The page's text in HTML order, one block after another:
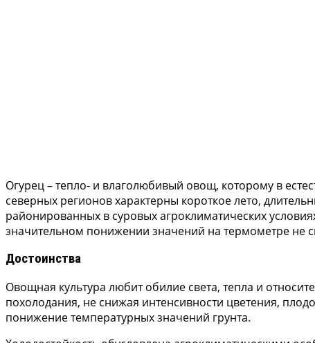
Огурец – тепло- и влаголюбивый овощ, которому в
северных регионов характерны короткое лето,
районированных в суровых агроклиматических
значительном понижении значений на термометре не
Достоинства
Овощная культура любит обилие света, тепла и
похолодания, не снижая интенсивности цветения,
понижение температурных значений грунта.